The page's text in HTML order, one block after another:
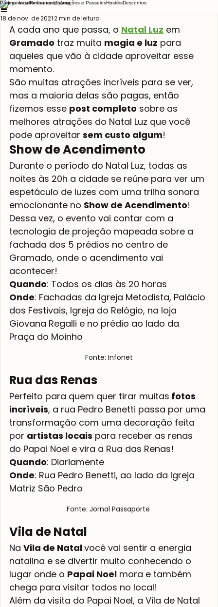
Página inicialRestaurantesAtrações e PasseiosHostéisDescontos
18 de nov. de 20212 min de leitura
A cada ano que passa, o Natal Luz em
Gramado traz muita magia e luz para
aqueles que vão à cidade aproveitar esse
momento.
São muitas atrações incríveis para se ver,
mas a maioria delas são pagas, então
fizemos esse post completo sobre as
melhores atrações do Natal Luz que você
pode aproveitar sem custo algum!
Show de Acendimento
Durante o período do Natal Luz, todas as
noites às 20h a cidade se reúne para ver um
espetáculo de luzes com uma trilha sonora
emocionante no Show de Acendimento!
Dessa vez, o evento vai contar com a
tecnologia de projeção mapeada sobre a
fachada dos 5 prédios no centro de
Gramado, onde o acendimento vai
acontecer!
Quando: Todos os dias às 20 horas
Onde: Fachadas da Igreja Metodista, Palácio
dos Festivais, Igreja do Relógio, na loja
Giovana Regalli e no prédio ao lado da
Praça do Moinho
Fonte: Infonet
Rua das Renas
Perfeito para quem quer tirar muitas fotos
incríveis, a rua Pedro Benetti passa por uma
transformação com uma decoração feita
por artistas locais para receber as renas
do Papai Noel e vira a Rua das Renas!
Quando: Diariamente
Onde: Rua Pedro Benetti, ao lado da Igreja
Matriz São Pedro
Fonte: Jornal Passaporte
Vila de Natal
Na Vila de Natal você vai sentir a energia
natalina e se divertir muito conhecendo o
lugar onde o Papai Noel mora e também
chega para visitar todos no local!
Além da visita do Papai Noel, a Vila de Natal